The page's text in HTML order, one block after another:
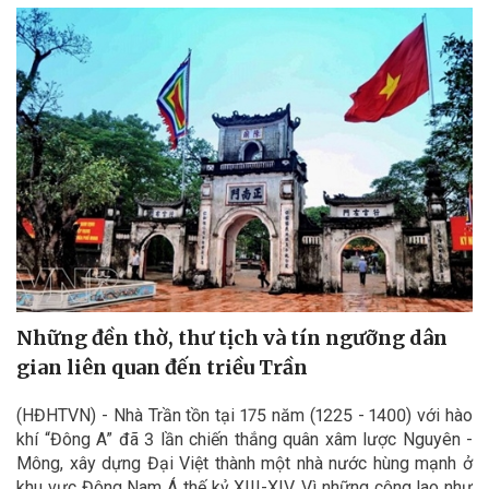
Những đền thờ, thư tịch và tín ngưỡng dân
gian liên quan đến triều Trần
(HĐHTVN) - Nhà Trần tồn tại 175 năm (1225 - 1400) với hào
khí “Đông A” đã 3 lần chiến thắng quân xâm lược Nguyên -
Mông, xây dựng Đại Việt thành một nhà nước hùng mạnh ở